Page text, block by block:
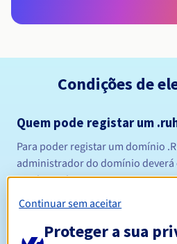
Condições de
Quem pode registar um
Para poder registar um domínio
administrador do domínio
na Alemanha.
Regras de gestão
Período de registo
Continuar sem aceitar
Proteger a sua